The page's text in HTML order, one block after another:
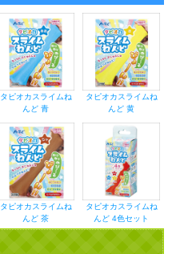
タピオカスライムね
んど 青
タピオカスライムね
んど 黄
タピオカスライムね
んど 茶
タピオカスライムね
んど 4色セット